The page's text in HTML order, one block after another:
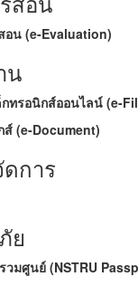
อน (e-Evaluation)
น
กทรอนิกส์ออนไลน์ (e-
(e-Document)
การ
ย
มศูนย์ (NSTRU